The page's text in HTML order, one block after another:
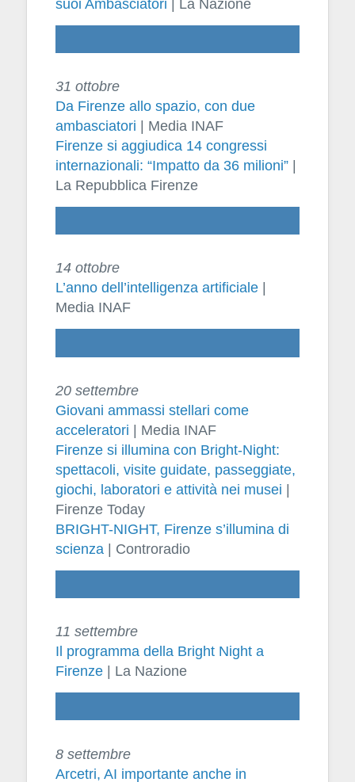
31 ottobre
Da Firenze allo spazio, con due
ambasciatori | Media INAF
Firenze si aggiudica 14 congressi
internazionali: “Impatto da 36 milioni”|
La Repubblica Firenze
14 ottobre
L’anno dell’intelligenza artificiale|
Media INAF
20 settembre
Giovani ammassi stellari come
acceleratori | Media INAF
Firenze si illumina con Bright-Night:
spettacoli, visite guidate, passeggiate,
giochi, laboratori e attività nei musei |
Firenze Today
BRIGHT-NIGHT, Firenze s’illumina di
scienza | Controradio
11 settembre
Il programma della Bright Night a
Firenze| La Nazione
8 settembre
Arcetri, AI importante anche in